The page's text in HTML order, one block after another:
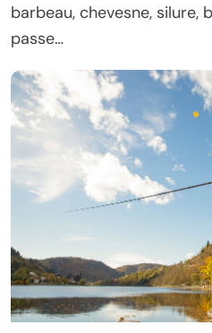
barbeau, chevesne, silure,
passe…